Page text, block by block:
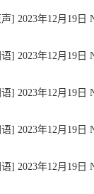
声] 2023年12月19
语] 2023年12月19
语] 2023年12月19
语] 2023年12月19
语] 2023年12月19